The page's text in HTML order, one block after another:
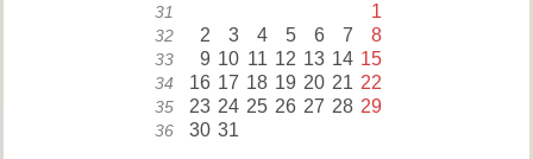
31 1
32 2 3 4 5 6 7 8
33 9 10 11 12 13 14 15
34 16 17 18 19 20 21 22
35 23 24 25 26 27 28 29
36 30 31